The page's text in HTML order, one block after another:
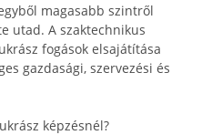
magasabb szintről
utad. A szaktechnikus
fogások elsajátítása
gazdasági, szervezési és
képzésnél?